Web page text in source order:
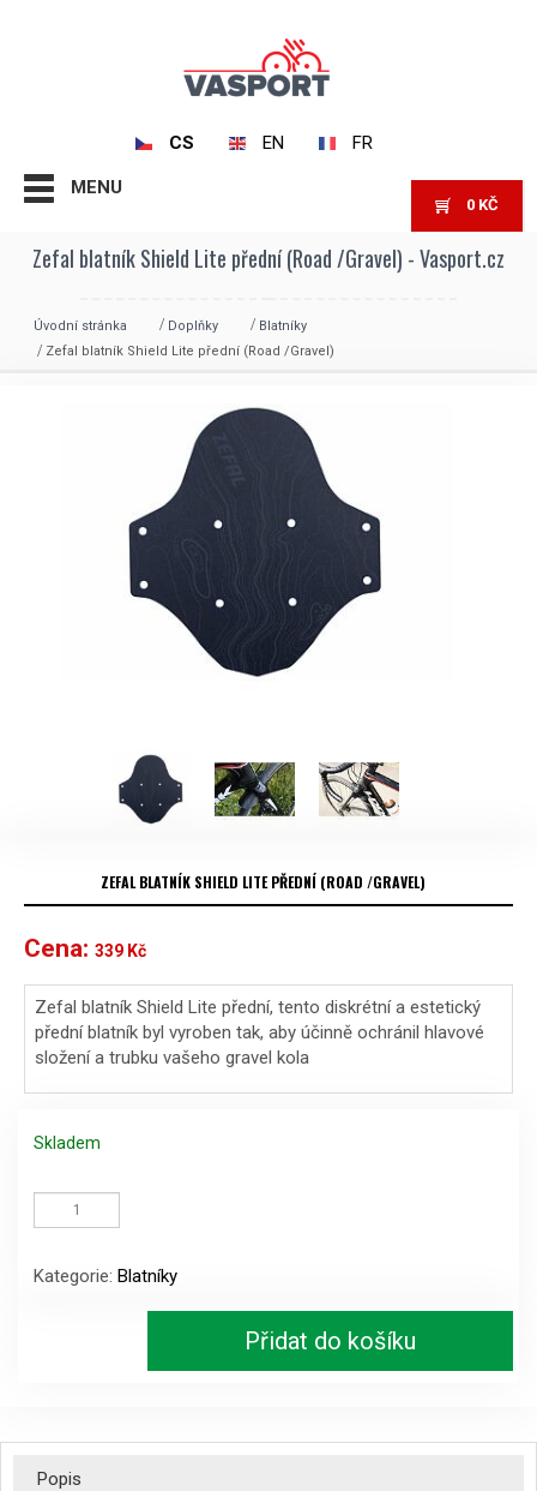
CS EN FR
MENU
0 KČ
Zefal blatník Shield Lite přední (Road /Gravel) - Vasport.cz
Úvodní stránka Doplňky
Blatníky
Zefal blatník Shield Lite přední (Road /Gravel)
ZEFAL BLATNÍK SHIELD LITE PŘEDNÍ (ROAD /GRAVEL)
Cena: 339 Kč
Zefal blatník Shield Lite přední, tento diskrétní a estetický
přední blatník byl vyroben tak, aby účinně ochránil hlavové
složení a trubku vašeho gravel kola
Skladem
blatník
Shield
přední
Kategorie: Blatníky
Přidat do košíku
Popis